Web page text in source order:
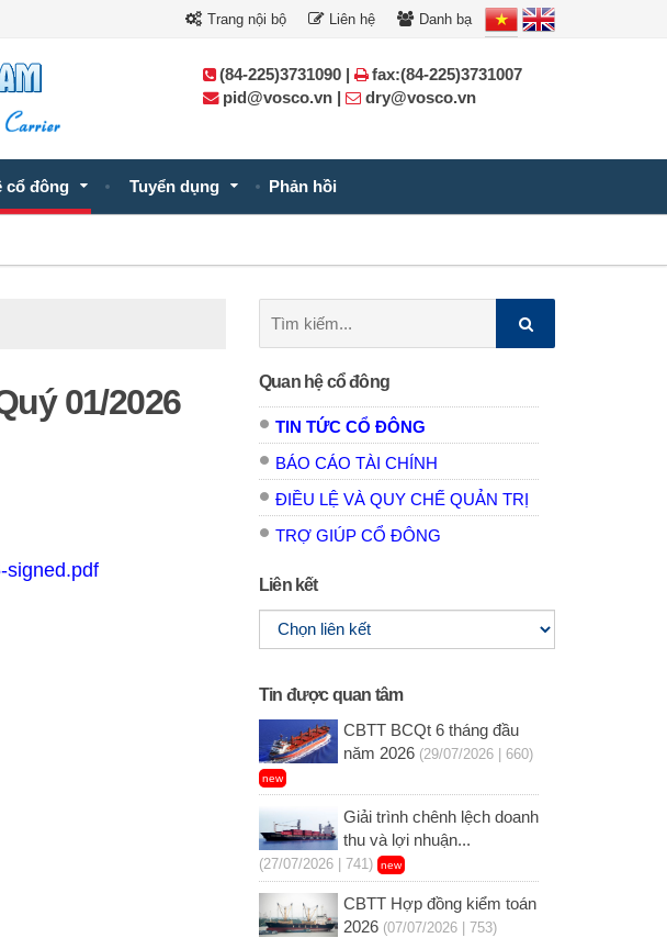
Trang nội bộ Liên hệ Danh bạ
cổ đông Tuyển dụng Phản hồi
(84-225)3731090 |
fax:(84-225)3731007
pid@vosco.vn |
dry@vosco.vn
01/2026
signed.pdf
kiếm:
Quan hệ cổ đông
TIN TỨC CỔ ĐÔNG
BÁO CÁO TÀI CHÍNH
ĐIỀU LỆ VÀ QUY CHẾ QUẢN TRỊ
TRỢ GIÚP CỔ ĐÔNG
Liên kết
Tin được quan tâm
CBTT BCQt 6 tháng đầu
năm 2026 (29/07/2026 | 660)
new
Giải trình chênh lệch doanh
thu và lợi nhuận...
(27/07/2026 | 741) new
CBTT Hợp đồng kiểm toán
2026 (07/07/2026 | 753)